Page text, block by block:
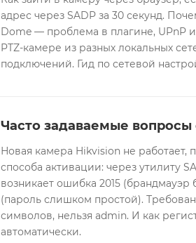
адрес через SADP за 30 секунд.
Dome — проблема в плагине, UPnP
PTZ-камере из разных локальных
подключений. Гид по сетевой
Часто задаваемые
Новая камера Hikvision не работает,
способа активации: через утилиту
возникает ошибка 2015 (брандмауэр
(пароль слишком простой).
символов, нельзя admin. И как
автоматически.